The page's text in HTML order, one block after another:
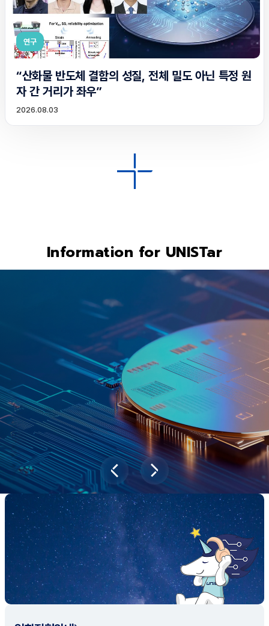
연구
“산화물 반도체 결함의 성질, 전체 밀도 아닌 특정 원
자 간 거리가 좌우”
2026.08.03
Information for UNISTar
과학기술이 바꿔놓을 2045년 대한민국
당신의 미래는?
대국민 설문조사 바로가기